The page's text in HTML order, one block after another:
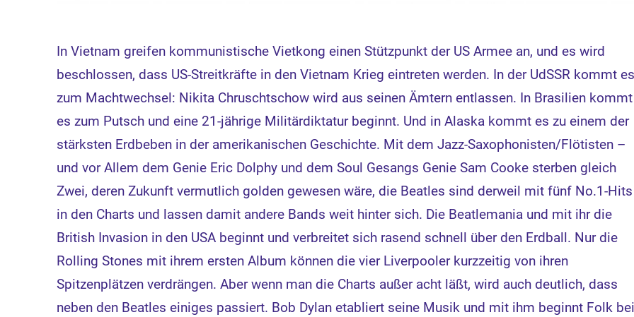
In Vietnam greifen kommunistische Vietkong einen Stützpunkt der US Armee an, und es wird
beschlossen, dass US-Streitkräfte in den Vietnam Krieg eintreten werden. In der UdSSR kommt
zum Machtwechsel: Nikita Chruschtschow wird aus seinen Ämtern entlassen. In Brasilien kommt
es zum Putsch und eine 21-jährige Militärdiktatur beginnt. Und in Alaska kommt es zu einem der
stärksten Erdbeben in der amerikanischen Geschichte. Mit dem Jazz-Saxophonisten/Flötisten –
und vor Allem dem Genie Eric Dolphy und dem Soul Gesangs Genie Sam Cooke sterben gleich
Zwei, deren Zukunft vermutlich golden gewesen wäre, die Beatles sind derweil mit fünf No.1-Hits
in den Charts und lassen damit andere Bands weit hinter sich. Die Beatlemania und mit ihr die
British Invasion in den USA beginnt und verbreitet sich rasend schnell über den Erdball. Nur die
Rolling Stones mit ihrem ersten Album können die vier Liverpooler kurzzeitig von ihren
Spitzenplätzen verdrängen. Aber wenn man die Charts außer acht läßt, wird auch deutlich, dass
neben den Beatles einiges passiert. Bob Dylan etabliert seine Musik und mit ihm beginnt Folk